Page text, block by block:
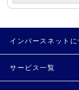
インバースネットに
サービス一覧